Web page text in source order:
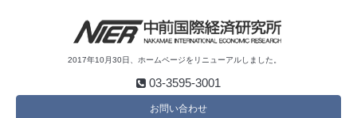
2017年10月30日、ホームページをリニューアルしました。
03-3595-3001
お問い合わせ